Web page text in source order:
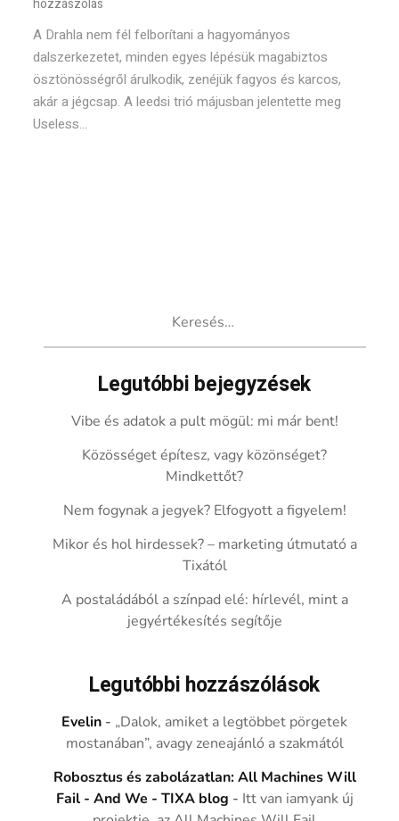
hozzászólás
A Drahla nem fél felborítani a hagyományos
dalszerkezetet, minden egyes lépésük magabiztos
ösztönösségről árulkodik, zenéjük fagyos és karcos,
akár a jégcsap. A leedsi trió májusban jelentette meg
Useless...
Legutóbbi bejegyzések
Vibe és adatok a pult mögül: mi már bent!
Közösséget építesz, vagy közönséget?
Mindkettőt?
Nem fogynak a jegyek? Elfogyott a figyelem!
Mikor és hol hirdessek? – marketing útmutató a
Tixától
A postaládából a színpad elé: hírlevél, mint a
jegyértékesítés segítője
Legutóbbi hozzászólások
Evelin - „Dalok, amiket a legtöbbet pörgetek
mostanában”, avagy zeneajánló a szakmától
Robosztus és zabolázatlan: All Machines Will
Fail - And We - TIXA blog - Itt van iamyank új